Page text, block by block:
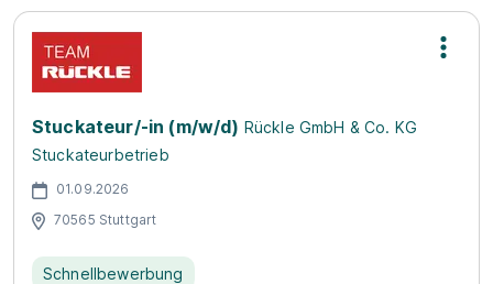
Stuckateur/-in (m/w/d) Rückle GmbH & Co. KG
Stuckateurbetrieb
01.09.2026
70565 Stuttgart
Schnellbewerbung